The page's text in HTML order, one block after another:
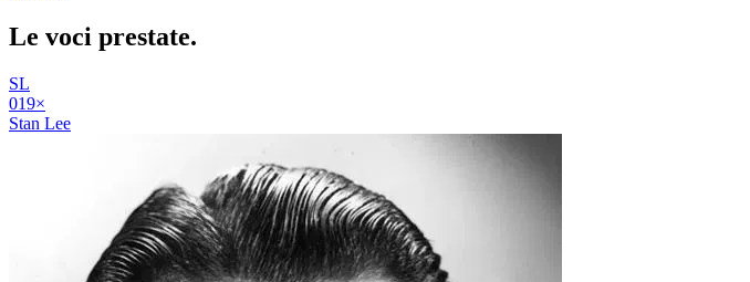
Le voci prestate.
SL
019×
Stan Lee